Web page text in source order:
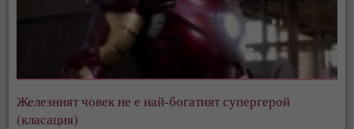
Железният човек не е най-богатият супергерой
(класация)